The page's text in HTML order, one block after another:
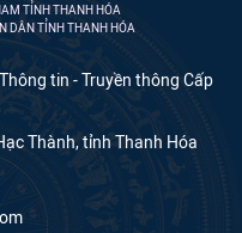
TỈNH THANH HÓA
DÂN TỈNH THANH HÓA
tin - Truyền thông Cấp
Thành, tỉnh Thanh Hóa